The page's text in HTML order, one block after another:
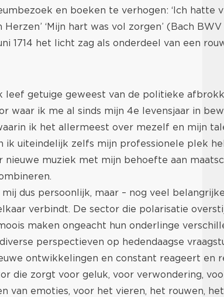
en boeken te verhogen: ‘Ich hatte
‘Mijn hart was vol zorgen’ (Bach
1714 het licht zag als onderdeel van een
leef getuige geweest van de politieke
waar ik me al sinds mijn 4e levensjaar in
ik het allermeest over mezelf en mijn
ik uiteindelijk zelfs mijn professionele plek
nieuwe muziek met mijn behoefte aan
dus persoonlijk, maar – nog veel
verbindt. De sector die polarisatie
maken ongeacht hun onderlinge
perspectieven op hedendaagse
ontwikkelingen en constant reageert en
die zorgt voor geluk, voor verwondering,
van emoties, voor het vieren, het rouwen,